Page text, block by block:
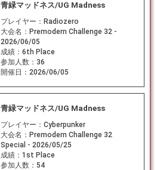
青緑マッドネス/UG Madness
プレイヤー： Radiozero
大会名： Premodern Challenge 32 -
2026/06/05
成績： 6th Place
参加人数： 36
開催日： 2026/06/05
青緑マッドネス/UG Madness
プレイヤー： Cyberpunker
大会名： Premodern Challenge 32
Special - 2026/05/25
成績： 1st Place
参加人数： 54